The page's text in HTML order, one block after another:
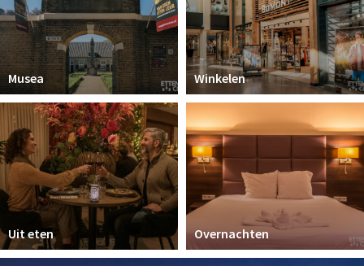
Musea Winkelen
Uit eten Overnachten